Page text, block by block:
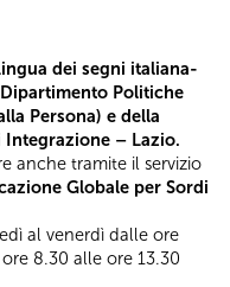
dei segni italiana-
Politiche
Persona) e della
Integrazione – Lazio.
anche tramite il servizio
Globale per Sordi
al venerdì dalle ore
8.30 alle ore 13.30